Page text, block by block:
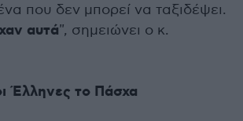
που δεν μπορεί να ταξιδέψει.
αυτά", σημειώνει ο κ.
Έλληνες το Πάσχα